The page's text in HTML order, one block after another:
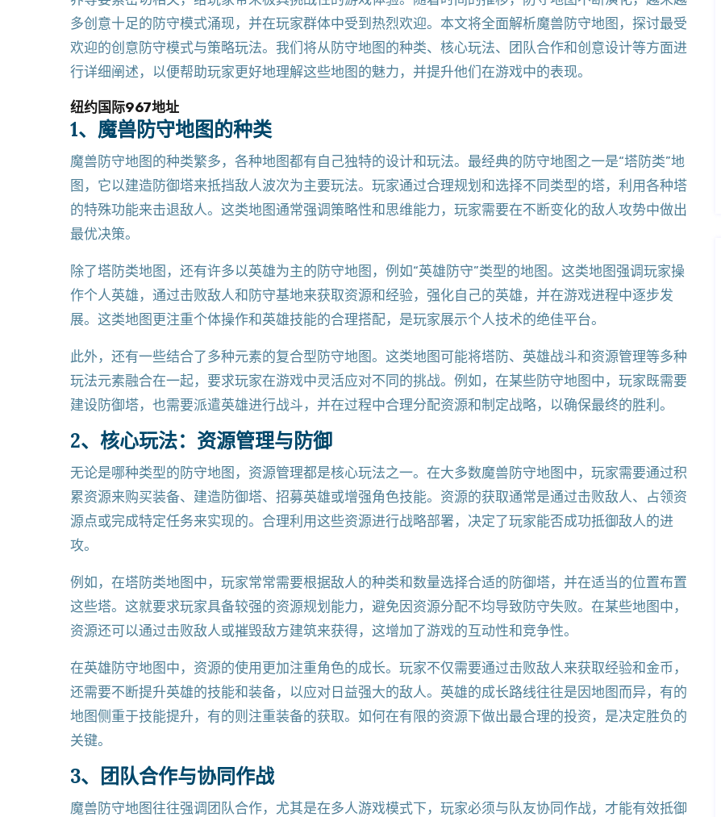
多创意十足的防守模式涌现，并在玩家群体中受到热烈欢迎。本文将全面解析魔兽防守地图，探讨最受
欢迎的创意防守模式与策略玩法。我们将从防守地图的种类、核心玩法、团队合作和创意设计等方面进
行详细阐述，以便帮助玩家更好地理解这些地图的魅力，并提升他们在游戏中的表现。
纽约国际967地址
1、魔兽防守地图的种类
魔兽防守地图的种类繁多，各种地图都有自己独特的设计和玩法。最经典的防守地图之一是“塔防类”地
图，它以建造防御塔来抵挡敌人波次为主要玩法。玩家通过合理规划和选择不同类型的塔，利用各种塔
的特殊功能来击退敌人。这类地图通常强调策略性和思维能力，玩家需要在不断变化的敌人攻势中做出
最优决策。
除了塔防类地图，还有许多以英雄为主的防守地图，例如“英雄防守”类型的地图。这类地图强调玩家操
作个人英雄，通过击败敌人和防守基地来获取资源和经验，强化自己的英雄，并在游戏进程中逐步发
展。这类地图更注重个体操作和英雄技能的合理搭配，是玩家展示个人技术的绝佳平台。
此外，还有一些结合了多种元素的复合型防守地图。这类地图可能将塔防、英雄战斗和资源管理等多种
玩法元素融合在一起，要求玩家在游戏中灵活应对不同的挑战。例如，在某些防守地图中，玩家既需要
建设防御塔，也需要派遣英雄进行战斗，并在过程中合理分配资源和制定战略，以确保最终的胜利。
2、核心玩法：资源管理与防御
无论是哪种类型的防守地图，资源管理都是核心玩法之一。在大多数魔兽防守地图中，玩家需要通过积
累资源来购买装备、建造防御塔、招募英雄或增强角色技能。资源的获取通常是通过击败敌人、占领资
源点或完成特定任务来实现的。合理利用这些资源进行战略部署，决定了玩家能否成功抵御敌人的进
攻。
例如，在塔防类地图中，玩家常常需要根据敌人的种类和数量选择合适的防御塔，并在适当的位置布置
这些塔。这就要求玩家具备较强的资源规划能力，避免因资源分配不均导致防守失败。在某些地图中，
资源还可以通过击败敌人或摧毁敌方建筑来获得，这增加了游戏的互动性和竞争性。
在英雄防守地图中，资源的使用更加注重角色的成长。玩家不仅需要通过击败敌人来获取经验和金币，
还需要不断提升英雄的技能和装备，以应对日益强大的敌人。英雄的成长路线往往是因地图而异，有的
地图侧重于技能提升，有的则注重装备的获取。如何在有限的资源下做出最合理的投资，是决定胜负的
关键。
3、团队合作与协同作战
魔兽防守地图往往强调团队合作，尤其是在多人游戏模式下，玩家必须与队友协同作战，才能有效抵御